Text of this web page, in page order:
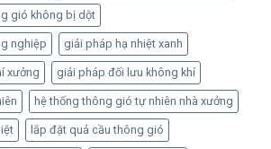
gió không bị dột
nghiệp giải pháp hạ nhiệt xanh
xưởng giải pháp đối lưu không khí
hệ thống thông gió tự nhiên nhà xưởng
lắp đặt quả cầu thông gió